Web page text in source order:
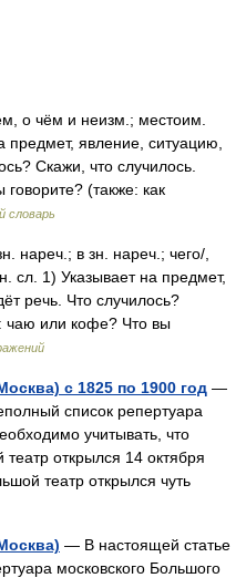
о чём и неизм.; местоим.
явление, ситуацию,
Скажи, что случилось.
(также: как
словарь
нареч.; в зн. нареч.; чего/,
сл. 1) Указывает на предмет,
речь. Что случилось?
чаю или кофе? Что вы
с 1825 по 1900 год —
список репертуара
учитывать, что
открылся 14 октября
театр открылся чуть
— В настоящей статье
московского Большого